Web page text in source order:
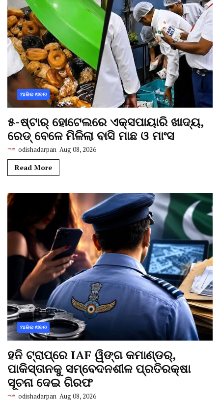
ଆଜିର ଖବର
୫-ଷ୍ଟାର୍ ହୋଟେଲରେ ଏକ୍ସପାୟାରି ଖାଦ୍ୟ,
ରେଡ୍ ବେଳେ ମିଳିଲା ବାସି ମାଛ ଓ ମାଂସ
odishadarpan Aug 08, 2026
Read More
ଆଜିର ଖବର
ହନି ଟ୍ରାପ୍‌ରେ IAF ୱିଙ୍ଗ କମାଣ୍ଡର୍,
ପାକିସ୍ତାନକୁ ସମ୍ବେଦନଶୀଳ ପ୍ରତିରକ୍ଷା
ସୂଚନା ଦେଇ ଗିରଫ
odishadarpan Aug 08, 2026